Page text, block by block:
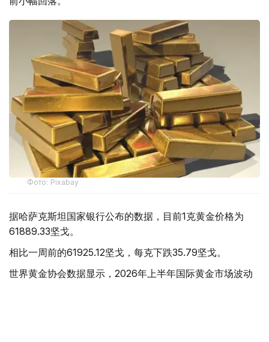
Фото: Pixabay
据哈萨克斯坦国家银行公布的数据，目前1克黄金价格为
61889.33坚戈。
相比一周前的61925.12坚戈，每克下跌35.79坚戈。
世界黄金协会数据显示，2026年上半年国际黄金市场波动